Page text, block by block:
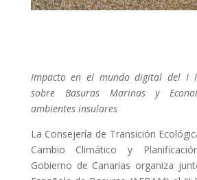
Impacto en el mundo digital del I
sobre Basuras Marinas y
ambientes insulares
La Consejería de Transición
Cambio Climático y
Gobierno de Canarias organiza